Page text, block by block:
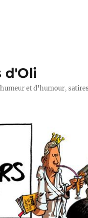
d'Oli
et d'humour,